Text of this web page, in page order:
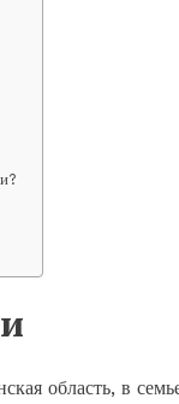
область, в